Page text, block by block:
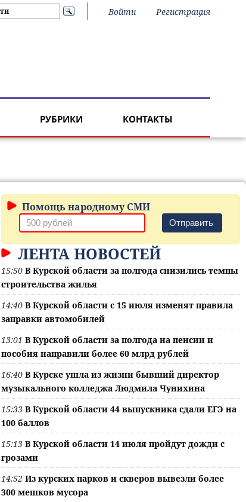
Войти Регистрация
РУБРИКИ КОНТАКТЫ
Помощь народному СМИ
Отправить
ЛЕНТА НОВОСТЕЙ
15:50 В Курской области за полгода снизились темпы
строительства жилья
14:40 В Курской области с 15 июля изменят правила
заправки автомобилей
13:01 В Курской области за полгода на пенсии и
пособия направили более 60 млрд рублей
16:40 В Курске ушла из жизни бывший директор
музыкального колледжа Людмила Чунихина
15:33 В Курской области 44 выпускника сдали ЕГЭ на
100 баллов
15:13 В Курской области 14 июля пройдут дожди с
грозами
14:52 Из курских парков и скверов вывезли более
300 мешков мусора